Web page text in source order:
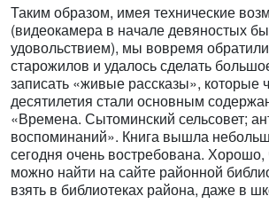
Таким образом, имея технические
(видеокамера в начале девяностых
удовольствием), мы вовремя
старожилов и удалось сделать
записать «живые рассказы», которые
десятилетия стали основным
«Времена. Сытоминский сельсовет;
воспоминаний». Книга вышла
сегодня очень востребована. Хорошо,
можно найти на сайте районной
взять в библиотеках района, даже в